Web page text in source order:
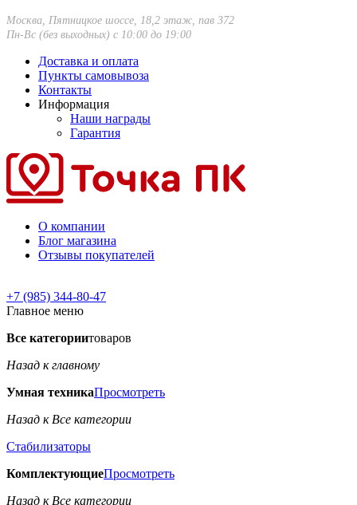
Москва, Пятницкое шоссе, 18,2 этаж, пав 372
Пн-Вс (без выходных) с 10:00 до 19:00
Доставка и оплата
Пункты самовывоза
Контакты
Информация
Наши награды
Гарантия
О компании
Блог магазина
Отзывы покупателей
+7 (985) 344-80-47
Главное меню
Все категориитоваров
Назад к главному
Умная техникаПросмотреть
Назад к Все категории
Стабилизаторы
КомплектующиеПросмотреть
Назад к Все категории